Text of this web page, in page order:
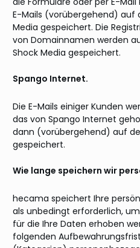
E-Mails (vorübergehend) auf
Media gespeichert. Die
von Domainnamen werden
Shock Media gespeichert.
Spango Internet.
Die E-Mails einiger Kunden
das von Spango Internet
dann (vorübergehend) auf
gespeichert.
Wie lange speichern wir
hecama speichert Ihre
als unbedingt erforderlich,
für die Ihre Daten erhoben
folgenden